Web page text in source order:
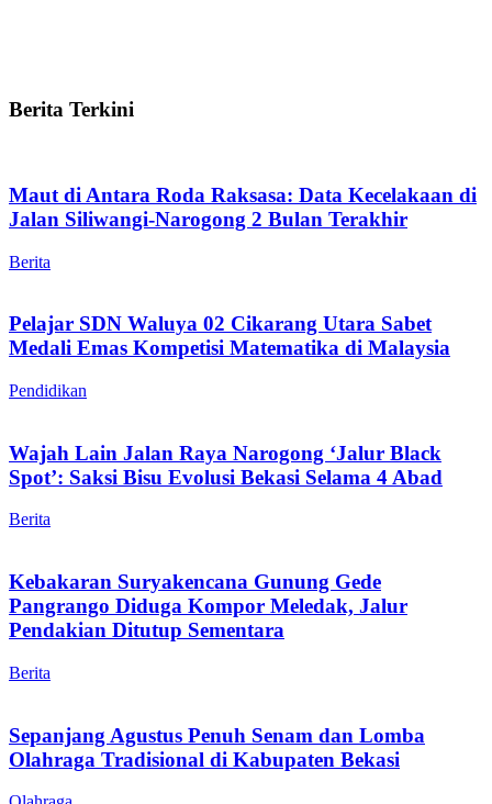
Berita Terkini
Maut di Antara Roda Raksasa: Data Kecelakaan di
Jalan Siliwangi-Narogong 2 Bulan Terakhir
Berita
Pelajar SDN Waluya 02 Cikarang Utara Sabet
Medali Emas Kompetisi Matematika di Malaysia
Pendidikan
Wajah Lain Jalan Raya Narogong ‘Jalur Black
Spot’: Saksi Bisu Evolusi Bekasi Selama 4 Abad
Berita
Kebakaran Suryakencana Gunung Gede
Pangrango Diduga Kompor Meledak, Jalur
Pendakian Ditutup Sementara
Berita
Sepanjang Agustus Penuh Senam dan Lomba
Olahraga Tradisional di Kabupaten Bekasi